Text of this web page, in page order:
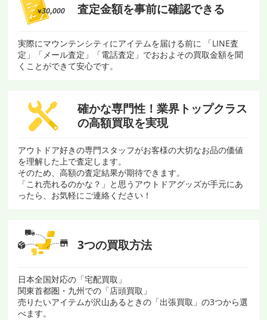
査定金額を事前に確認できる
実際にマウンテンシティにアイテムを届ける前に 「LINE査
定」「メール査定」「電話査定」でおおよその買取金額を聞
くことができて安心です。
確かな専門性！ 業界トップクラス
の高額買取を実現
アウトドア好きの専門スタッフがお客様の大切なお品の価値
を理解した上で査定します。
そのため、高額の査定結果が期待できます。
「これ売れるのかな？」と思うアウトドアグッズが手元にあ
ったら、お気軽にご連絡ください！
3つの買取方法
日本全国対応の「宅配買取」
関東首都圏・九州での「店頭買取」
売りたいアイテムが沢山あるときの「出張買取」の3つから選
べます。